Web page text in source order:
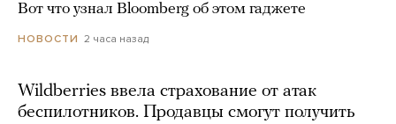
Вот что узнал Bloomberg об этом гаджете
НОВОСТИ 2 часа назад
Wildberries ввела страхование от атак
беспилотников. Продавцы смогут получить